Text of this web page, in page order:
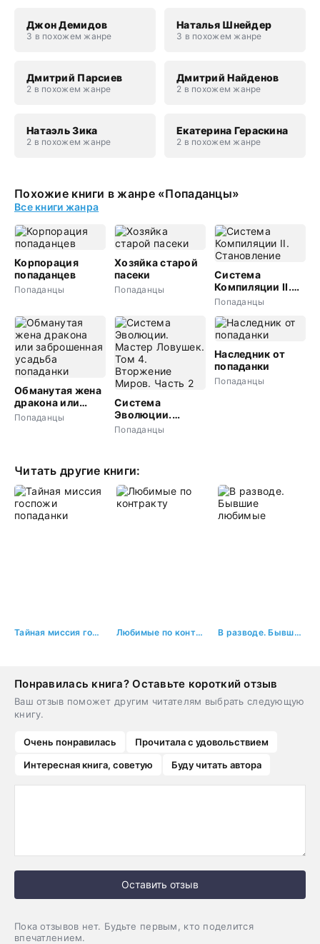
Джон Демидов
3 в похожем жанре
Наталья Шнейдер
3 в похожем жанре
Дмитрий Парсиев
2 в похожем жанре
Дмитрий Найденов
2 в похожем жанре
Натаэль Зика
2 в похожем жанре
Екатерина Гераскина
2 в похожем жанре
Похожие книги в жанре «Попаданцы»
Все книги жанра
Корпорация
попаданцев
Попаданцы
Хозяйка старой
пасеки
Попаданцы
Система
Компиляции II.
Становление
Попаданцы
Обманутая жена
дракона или
заброшенная
Попаданцы
Система
Эволюции.
Мастер
Попаданцы
Наследник от
попаданки
Попаданцы
Читать другие книги:
Тайная миссия госпожи попаданки Любимые по контракту В разводе. Бывшие любимые
Понравилась книга? Оставьте короткий отзыв
Ваш отзыв поможет другим читателям выбрать следующую
книгу.
Очень понравилась
Прочитала с удовольствием
Интересная книга, советую
Буду читать автора
Оставить отзыв
Пока отзывов нет. Будьте первым, кто поделится
впечатлением.